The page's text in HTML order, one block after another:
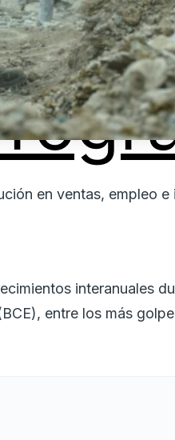
en ventas, empleo
interanuales
entre los más